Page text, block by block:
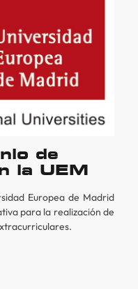
de
la UEM
Europea de Madrid
para la realización de